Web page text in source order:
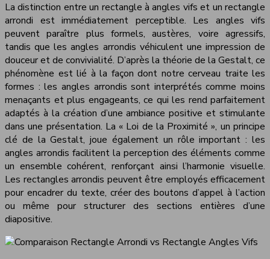
La distinction entre un rectangle à angles vifs et un rectangle
arrondi est immédiatement perceptible. Les angles vifs
peuvent paraître plus formels, austères, voire agressifs,
tandis que les angles arrondis véhiculent une impression de
douceur et de convivialité. D’après la théorie de la Gestalt, ce
phénomène est lié à la façon dont notre cerveau traite les
formes : les angles arrondis sont interprétés comme moins
menaçants et plus engageants, ce qui les rend parfaitement
adaptés à la création d’une ambiance positive et stimulante
dans une présentation. La « Loi de la Proximité », un principe
clé de la Gestalt, joue également un rôle important : les
angles arrondis facilitent la perception des éléments comme
un ensemble cohérent, renforçant ainsi l’harmonie visuelle.
Les rectangles arrondis peuvent être employés efficacement
pour encadrer du texte, créer des boutons d’appel à l’action
ou même pour structurer des sections entières d’une
diapositive.